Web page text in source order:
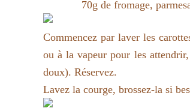
70g de fromage,
Commencez par laver les
ou à la vapeur pour les
doux). Réservez.
Lavez la courge, brossez-la si